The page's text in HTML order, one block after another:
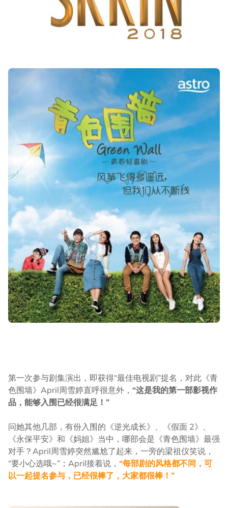
第一次参与剧集演出，即获得“最佳电视剧”提名，对此《青
色围墙》April周雪婷直呼很意外， “这是我的第一部影视作
品，能够入围已经很满足！”
问她其他几部，有份入围的《逆光成长》、《假面 2》、
《永保平安》和《妈姐》当中，哪部会是《青色围墙》最强
对手？April周雪婷突然尴尬了起来，一旁的梁祖仪笑说，
“要小心选哦~”；April接着说， “每部剧的风格都不同，可
以一起提名参与，已经很棒了，大家都很棒！”